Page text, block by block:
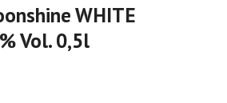
WHITE
Vol. 0,5l